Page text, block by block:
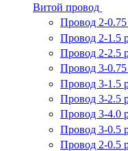
Витой провод
Провод 2-0.75
Провод 2-1.5
Провод 2-2.5
Провод 3-0.75
Провод 3-1.5
Провод 3-2.5
Провод 3-4.0
Провод 3-0.5
Провод 2-0.5